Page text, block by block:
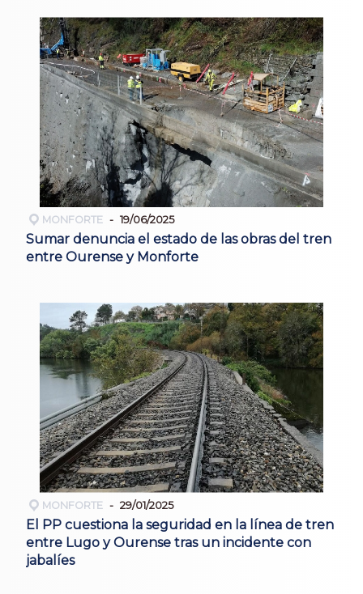
MONFORTE 19/06/2025
Sumar denuncia el estado de las obras del tren
entre Ourense y Monforte
MONFORTE 29/01/2025
El PP cuestiona la seguridad en la línea de tren
entre Lugo y Ourense tras un incidente con
jabalíes